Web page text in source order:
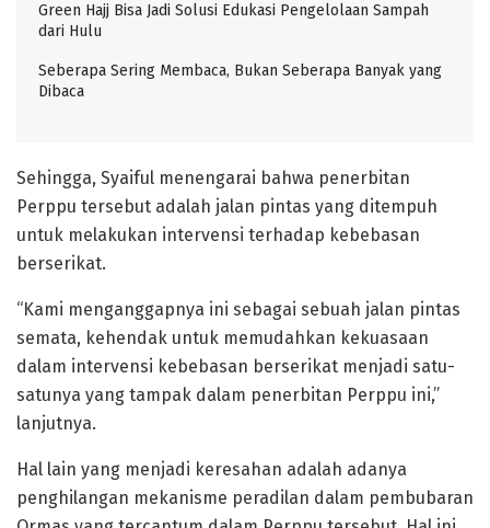
Green Hajj Bisa Jadi Solusi Edukasi Pengelolaan Sampah
dari Hulu
Seberapa Sering Membaca, Bukan Seberapa Banyak yang
Dibaca
Sehingga, Syaiful menengarai bahwa penerbitan
Perppu tersebut adalah jalan pintas yang ditempuh
untuk melakukan intervensi terhadap kebebasan
berserikat.
“Kami menganggapnya ini sebagai sebuah jalan pintas
semata, kehendak untuk memudahkan kekuasaan
dalam intervensi kebebasan berserikat menjadi satu-
satunya yang tampak dalam penerbitan Perppu ini,”
lanjutnya.
Hal lain yang menjadi keresahan adalah adanya
penghilangan mekanisme peradilan dalam pembubaran